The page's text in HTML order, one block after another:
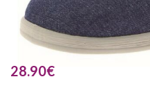
28.90€